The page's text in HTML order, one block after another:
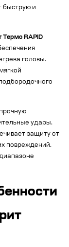
быструю и
RAPID
головы.
удары.
защиту от
повреждений.